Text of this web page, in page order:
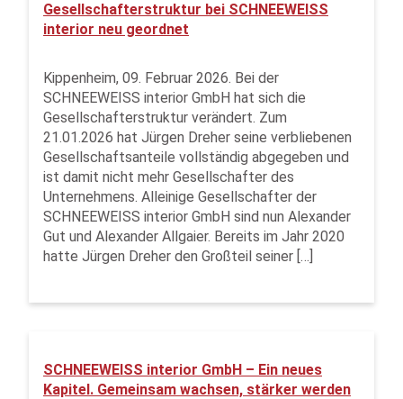
Gesellschafterstruktur bei SCHNEEWEISS
interior neu geordnet
Kippenheim, 09. Februar 2026. Bei der
SCHNEEWEISS interior GmbH hat sich die
Gesellschafterstruktur verändert. Zum
21.01.2026 hat Jürgen Dreher seine verbliebenen
Gesellschaftsanteile vollständig abgegeben und
ist damit nicht mehr Gesellschafter des
Unternehmens. Alleinige Gesellschafter der
SCHNEEWEISS interior GmbH sind nun Alexander
Gut und Alexander Allgaier. Bereits im Jahr 2020
hatte Jürgen Dreher den Großteil seiner […]
SCHNEEWEISS interior GmbH – Ein neues
Kapitel. Gemeinsam wachsen, stärker werden